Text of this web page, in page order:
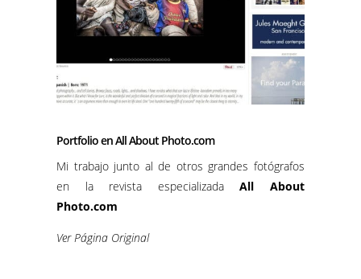
Portfolio en All About Photo.com
Mi trabajo junto al de otros grandes fotógrafos
en la revista especializadaAll About
Photo.com
Ver Página Original